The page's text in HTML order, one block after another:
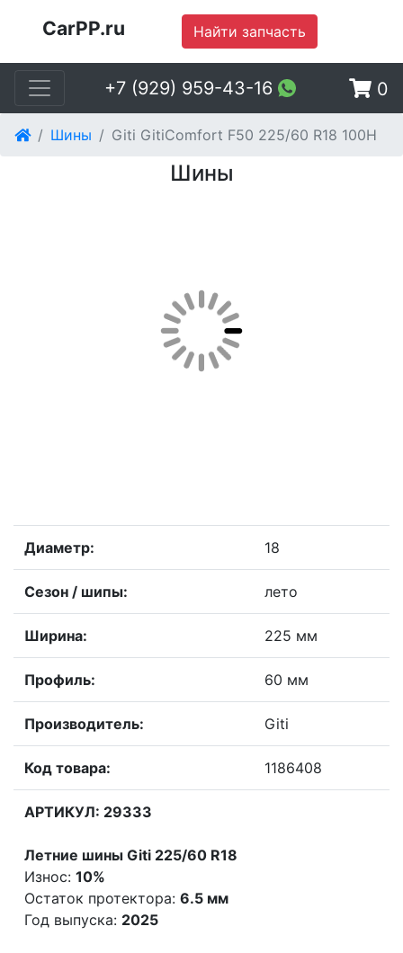
CarPP.ru Найти запчасть
+7 (929) 959-43-16 0
Шины Giti GitiComfort F50 225/60 R18 100H
Шины
Диаметр: 18
Сезон / шипы: лето
Ширина: 225 мм
Профиль: 60 мм
Производитель: Giti
Код товара: 1186408
АРТИКУЛ: 29333
Летние шины Giti 225/60 R18
Износ: 10%
Остаток протектора: 6.5 мм
Год выпуска: 2025